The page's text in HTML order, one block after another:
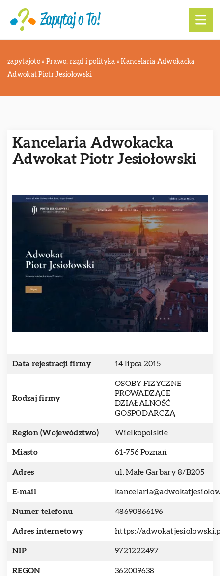
zapytajoto » Prawo, rząd i polityka »Kancelaria Adwokacka
Adwokat Piotr Jesiołowski
Kancelaria Adwokacka
Adwokat Piotr Jesiołowski
Data rejestracji firmy 14 lipca 2015
Rodzaj firmy
OSOBY FIZYCZNE
PROWADZĄCE
DZIAŁALNOŚĆ
GOSPODARCZĄ
Region (Województwo) Wielkopolskie
Miasto 61-756 Poznań
Adres ul. Małe Garbary 8/B205
E-mail
Numer telefonu 48690866196
Adres internetowy https://
NIP 9721222497
REGON 362009638